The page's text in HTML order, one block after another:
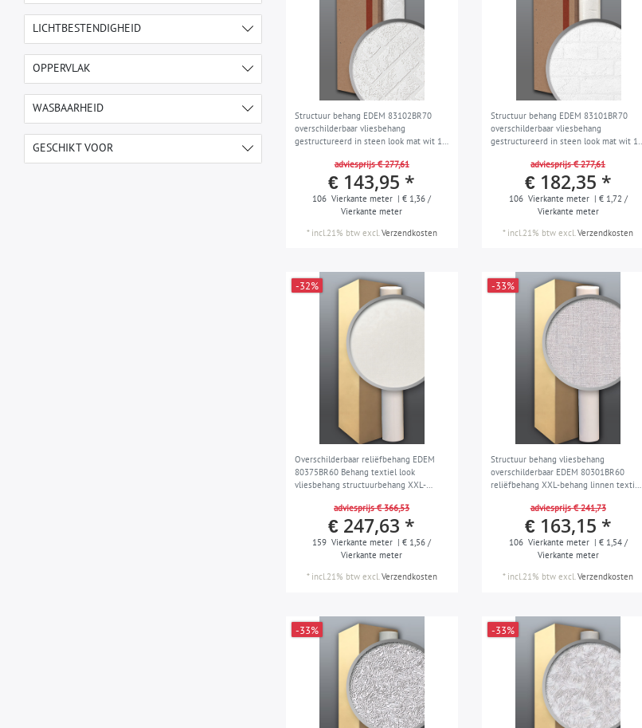
1,06 m x 25,00 m = 26,50 m2
XXL
LICHTBESTENDIGHEID
goed kleurbestendig
OPPERVLAK
gestructureerd
WASBAARHEID
schuurbestendig
GESCHIKT VOOR
Structuur behang EDEM 83102BR70
overschilderbaar vliesbehang
gestructureerd in steen look mat wit 1
adviesprijs € 277,61
€ 143,95 *
106 Vierkante meter | € 1,36 /
Vierkante meter
* incl.21% btwexcl. Verzendkosten
Structuur behang EDEM 83101BR70
overschilderbaar vliesbehang
gestructureerd in steen look mat wit 1
adviesprijs € 277,61
€ 182,35 *
106 Vierkante meter | € 1,72 /
Vierkante meter
* incl.21% btw excl.Verzendkosten
-32%
Overschilderbaar reliëfbehang EDEM
80375BR60 Behang textiel look
vliesbehang structuurbehang XXL-
adviesprijs € 366,53
€ 247,63 *
159 Vierkante meter | € 1,56 /
Vierkante meter
* incl.21% btwexcl.Verzendkosten
-33%
Structuur behang vliesbehang
overschilderbaar EDEM 80301BR60
reliëfbehang XXL-behang linnen textiel
adviesprijs € 241,73
€ 163,15 *
106 Vierkante meter | € 1,54 /
Vierkante meter
* incl.21% btw excl.Verzendkosten
-33% -33%